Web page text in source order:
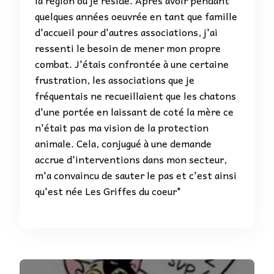
quelques années oeuvrée en tant que famille
d'accueil pour d'autres associations, j'ai
ressenti le besoin de mener mon propre
combat. J'étais confrontée à une certaine
frustration, les associations que je
fréquentais ne recueillaient que les chatons
d'une portée en laissant de coté la mère ce
n'était pas ma vision de la protection
animale. Cela, conjugué à une demande
accrue d'interventions dans mon secteur,
m'a convaincu de sauter le pas et c'est ainsi
qu'est née Les Griffes du coeur"